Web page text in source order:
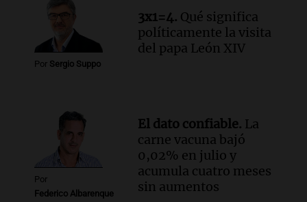
Por Sergio Suppo
3x1=4. Qué significa
políticamente la visita
del papa León XIV
Por
Federico Albarenque
El dato confiable. La
carne vacuna bajó
0,02% en julio y
acumula cuatro meses
sin aumentos